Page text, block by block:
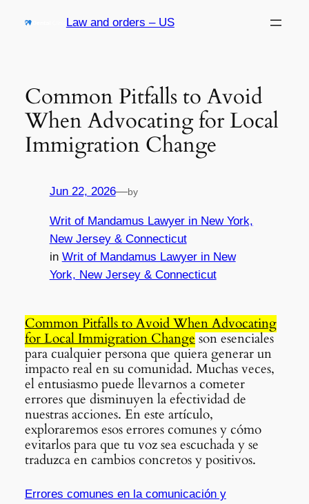
Law and orders – US
Common Pitfalls to Avoid
When Advocating for Local
Immigration Change
Jun 22, 2026—by
Writ of Mandamus Lawyer in New York,
New Jersey & Connecticut
in Writ of Mandamus Lawyer in New
York, New Jersey & Connecticut
Common Pitfalls to Avoid When Advocating
for Local Immigration Changeson esenciales
para cualquier persona que quiera generar un
impacto real en su comunidad. Muchas veces,
el entusiasmo puede llevarnos a cometer
errores que disminuyen la efectividad de
nuestras acciones. En este artículo,
exploraremos esos errores comunes y cómo
evitarlos para que tu voz sea escuchada y se
traduzca en cambios concretos y positivos.
Errores comunes en la comunicación y